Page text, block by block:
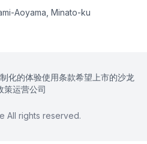
Aoyama, Minato-ku
化的体验使用条款希望上市的沙龙
策运营公司
All rights reserved.